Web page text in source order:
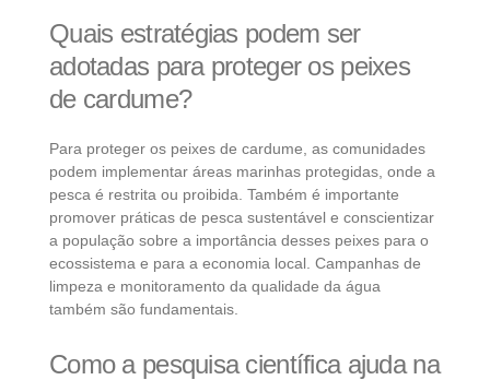
Quais estratégias podem ser
adotadas para proteger os peixes
de cardume?
Para proteger os peixes de cardume, as comunidades
podem implementar áreas marinhas protegidas, onde a
pesca é restrita ou proibida. Também é importante
promover práticas de pesca sustentável e conscientizar
a população sobre a importância desses peixes para o
ecossistema e para a economia local. Campanhas de
limpeza e monitoramento da qualidade da água
também são fundamentais.
Como a pesquisa científica ajuda na